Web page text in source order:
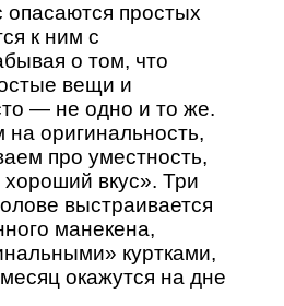
опасаются простых
к ним с
о том, что
вещи и
— не одно и то же.
оригинальность,
про уместность,
хороший вкус». Три
выстраивается
манекена,
куртками,
окажутся на дне